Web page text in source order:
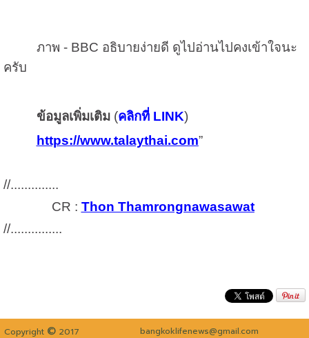
ภาพ - BBC อธิบายง่ายดี ดูไปอ่านไปคงเข้าใจนะ
ครับ
ข้อมูลเพิ่มเติม(คลิกที่ LINK)
https://www.talaythai.com”
//..............
CR : Thon Thamrongnawasawat
//...............
Copyright © 2017 bangkoklifenews@gmail.com